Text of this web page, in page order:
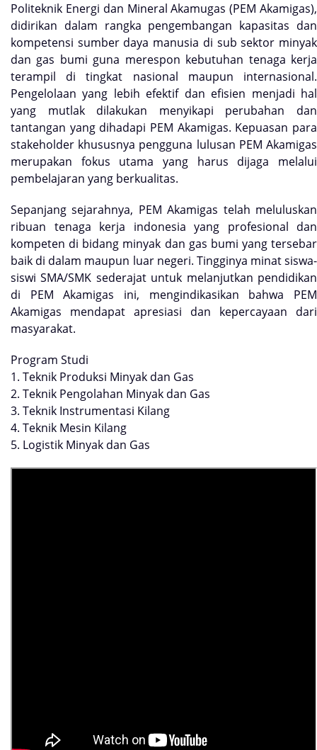
Politeknik Energi dan Mineral Akamugas (PEM Akamigas),
didirikan dalam rangka pengembangan kapasitas dan
kompetensi sumber daya manusia di sub sektor minyak
dan gas bumi guna merespon kebutuhan tenaga kerja
terampil di tingkat nasional maupun internasional.
Pengelolaan yang lebih efektif dan efisien menjadi hal
yang mutlak dilakukan menyikapi perubahan dan
tantangan yang dihadapi PEM Akamigas. Kepuasan para
stakeholder khususnya pengguna lulusan PEM Akamigas
merupakan fokus utama yang harus dijaga melalui
pembelajaran yang berkualitas.
Sepanjang sejarahnya, PEM Akamigas telah meluluskan
ribuan tenaga kerja indonesia yang profesional dan
kompeten di bidang minyak dan gas bumi yang tersebar
baik di dalam maupun luar negeri. Tingginya minat siswa-
siswi SMA/SMK sederajat untuk melanjutkan pendidikan
di PEM Akamigas ini, mengindikasikan bahwa PEM
Akamigas mendapat apresiasi dan kepercayaan dari
masyarakat.
Program Studi
1. Teknik Produksi Minyak dan Gas
2. Teknik Pengolahan Minyak dan Gas
3. Teknik Instrumentasi Kilang
4. Teknik Mesin Kilang
5. Logistik Minyak dan Gas